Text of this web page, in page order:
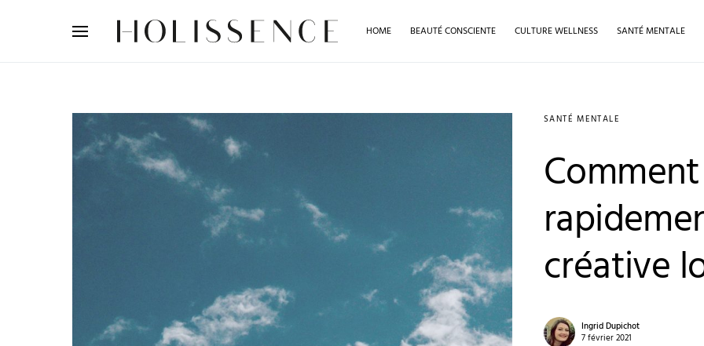
HOME BEAUTÉ CONSCIENTE CULTURE WELLNESS SANTÉ MENTALE
SANTÉ MENTALE
créative
Ingrid Dupichot
7 février 2021